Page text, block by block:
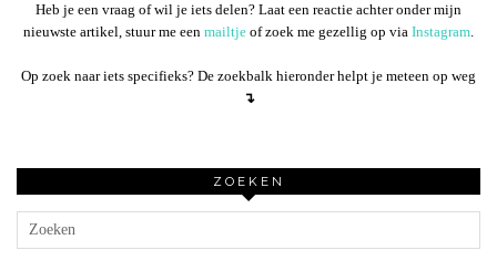
Heb je een vraag of wil je iets delen? Laat een reactie achter onder mijn
nieuwste artikel, stuur me een mailtje of zoek me gezellig op via Instagram.
Op zoek naar iets specifieks? De zoekbalk hieronder helpt je meteen op weg
↴
ZOEKEN